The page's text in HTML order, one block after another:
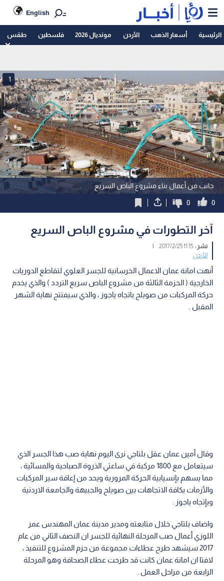
English
الرئيسية أسعار الذهب الأردن مونديال 2026 فلسطين طقس
جانب من أعمال بناء مشروع الباص السريع
1
0
0
آخر التطورات في مشروع الباص السريع
نشر :11:15 2017/2/25
|
الأردن
أنهت امانة عمان الاعمال الخرسانية للجسر العلوي لتقاطع الدوريات
الخارجية ( الحزمة الثالثة من مشروع الباص سريع التردد ) والذي يخدم
حركة المركبات من صويلح باتجاه ياجوز ، والذي سيفتتح نهاية الشهر
المقبل .
وقال أمين عمان عقل بلتاجي نرى اليوم نهاية صب هذا الجسر الذي
سيتعامل مع 1800 مركبة في ساعتي الذروة الصباحية والمسائية ،
مما يسهم بإنسيابية الحركة المرورية ويحد من إعاقة سير المركبات
والأزمات بكافة الاتجاهات بين صويلح والجبيهة والجامعة الاردنية
وبإتجاه ياجوز .
واضاف بلتاجي خلال متابعته ومدير مدينة عمان المهندس عمر
اللوزي أعمال صب المرحلة النهائية للجسر ان النصف الثاني من عام
2017 سيشهد طرح عطاءات مجموعة من حزم المشروع للتنفيذ ،
لافتا ان امانة عمان كانت قد طرحت عطاء الصحافة وهو المرحلة
الرابعة من مراحل العمل .